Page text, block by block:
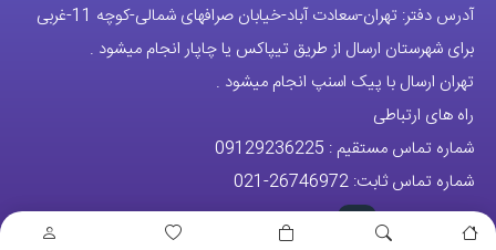
آدرس دفتر: تهران-سعادت آباد-خیابان صرافهای شمالی-کوچه 11-غربی
برای شهرستان ارسال از طریق تیپاکس یا چاپار انجام میشود .
تهران ارسال با پیک اسنپ انجام میشود .
راه های ارتباطی
شماره تماس مستقیم : 09129236225
شماره تماس ثابت: 26746972
-021
تلگرام